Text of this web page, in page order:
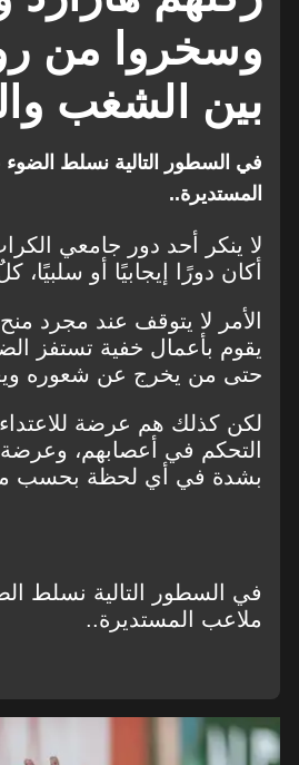
وسخروا من
بين الشغب
الاتحاد ريال مدريد
ليونيل ميسي كريستيانو رونالدو
في السطور التالية نسلط
المستديرة..
لا ينكر أحد دور جامعي
أكان دورًا إيجابيًا أو
الأمر لا يتوقف عند مجرد
يقوم بأعمال خفية تستفز
حتى من يخرج عن شعوره
لكن كذلك هم عرضة
التحكم في أعصابهم،
بشدة في أي لحظة بحسب
في السطور التالية نسلط
ملاعب المستديرة..